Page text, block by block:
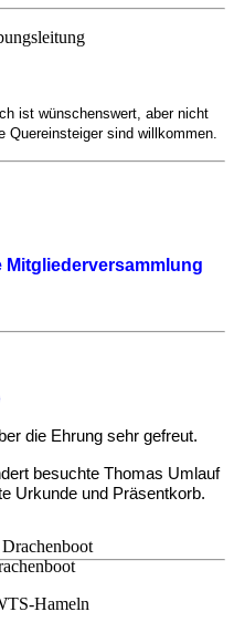
Hameln
ist wünschenswert, aber nicht
Quereinsteiger sind willkommen.
Mitgliederversammlung
die Ehrung sehr gefreut.
besuchte Thomas Umlauf
Urkunde und Präsentkorb.